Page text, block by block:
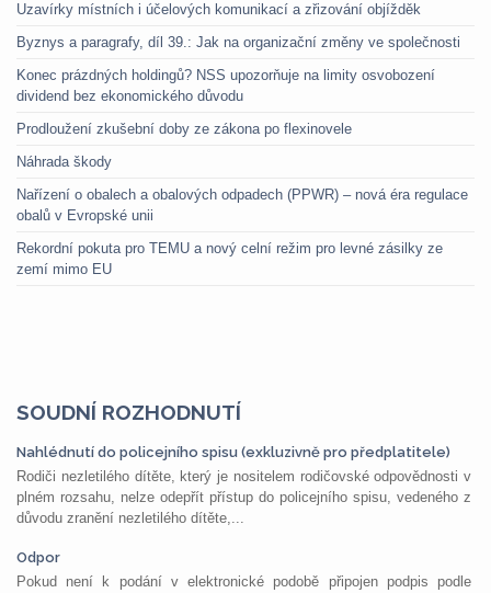
Uzavírky místních i účelových komunikací a zřizování objížděk
Byznys a paragrafy, díl 39.: Jak na organizační změny ve společnosti
Konec prázdných holdingů? NSS upozorňuje na limity osvobození
dividend bez ekonomického důvodu
Prodloužení zkušební doby ze zákona po flexinovele
Náhrada škody
Nařízení o obalech a obalových odpadech (PPWR) – nová éra regulace
obalů v Evropské unii
Rekordní pokuta pro TEMU a nový celní režim pro levné zásilky ze
zemí mimo EU
SOUDNÍ ROZHODNUTÍ
Nahlédnutí do policejního spisu (exkluzivně pro předplatitele)
Rodiči nezletilého dítěte, který je nositelem rodičovské odpovědnosti v
plném rozsahu, nelze odepřít přístup do policejního spisu, vedeného z
důvodu zranění nezletilého dítěte,...
Odpor
Pokud není k podání v elektronické podobě připojen podpis podle